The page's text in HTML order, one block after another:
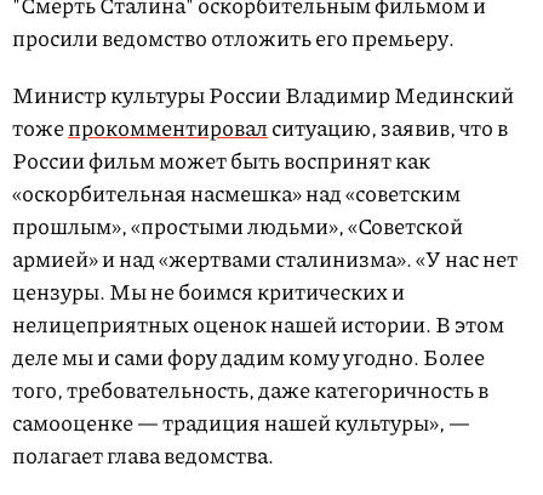
просили ведомство отложить его премьеру.
Министр культуры России Владимир Мединский
тожепрокомментировалситуацию, заявив, что в
России фильм может быть воспринят как
«оскорбительная насмешка» над «советским
прошлым», «простыми людьми», «Советской
армией» и над «жертвами сталинизма». «У нас нет
цензуры. Мы не боимся критических и
нелицеприятных оценок нашей истории. В этом
деле мы и сами фору дадим кому угодно. Более
того, требовательность, даже категоричность в
самооценке — традиция нашей культуры», —
полагает глава ведомства.